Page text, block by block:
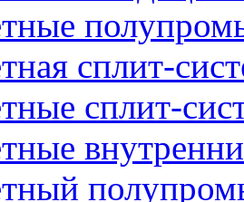
сплит-
сплит-